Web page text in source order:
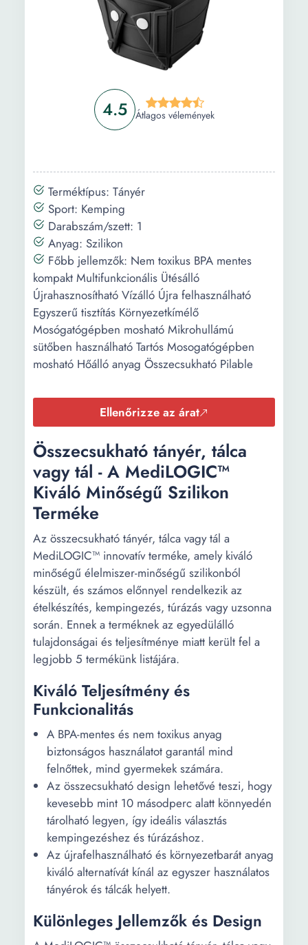
4.5 Átlagos vélemények
Terméktípus: Tányér
Sport: Kemping
Darabszám/szett: 1
Anyag: Szilikon
Főbb jellemzők: Nem toxikus BPA mentes
kompakt Multifunkcionális Ütésálló
Újrahasznosítható Vízálló Újra felhasználható
Egyszerű tisztítás Környezetkímélő
Mosógatógépben mosható Mikrohullámú
sütőben használható Tartós Mosogatógépben
mosható Hőálló anyag Összecsukható Pilable
Ellenőrizze az árat
Összecsukható tányér, tálca
vagy tál - A MediLOGIC™
Kiváló Minőségű Szilikon
Terméke
Az összecsukható tányér, tálca vagy tál a
MediLOGIC™ innovatív terméke, amely kiváló
minőségű élelmiszer-minőségű szilikonból
készült, és számos előnnyel rendelkezik az
ételkészítés, kempingezés, túrázás vagy uzsonna
során. Ennek a terméknek az egyedülálló
tulajdonságai és teljesítménye miatt került fel a
legjobb 5 termékünk listájára.
Kiváló Teljesítmény és
Funkcionalitás
A BPA-mentes és nem toxikus anyag
biztonságos használatot garantál mind
felnőttek, mind gyermekek számára.
Az összecsukható design lehetővé teszi, hogy
kevesebb mint 10 másodperc alatt könnyedén
tárolható legyen, így ideális választás
kempingezéshez és túrázáshoz.
Az újrafelhasználható és környezetbarát anyag
kiváló alternatívát kínál az egyszer használatos
tányérok és tálcák helyett.
Különleges Jellemzők és Design